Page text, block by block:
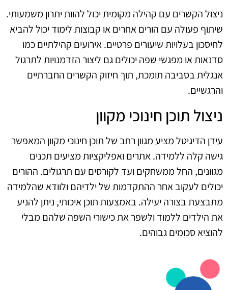
ניצול הקשרים עם קהילה מקומית יכול להוות יתרון משמעותי.
שיתוף פעולה עם הורים אחרים או קבוצות לימוד יכול להביא
לחיסכון בעלויות שיעורים פרטיים. אירועים קהילתיים כמו
סדנאות או מפגשי שפה יכולים גם ליצור הזדמנויות לתרגול
אנגלית בסביבה תומכת, תוך חיזוק הקשרים החברתיים
והרגשיים.
ניצול תוכן חינוכי מקוון
עידן הדיגיטל מציע מגוון רחב של תוכן חינוכי מקוון המאפשר
גישה קלה ללמידה. אתרים ואפליקציות מציעים תכנים
מגוונים, החל ממשחקים ועד לקורסים עם תרגולים. ההורים
יכולים לעקוב אחר ההתקדמות של ילדיהם ולוודא שהלמידה
מתבצעת בצורה יעילה. באמצעות תוכן איכותי, ניתן להניע
את הילדים ללמוד ולשפר את כישורי השפה שלהם מבלי
להוציא סכומים גבוהים.